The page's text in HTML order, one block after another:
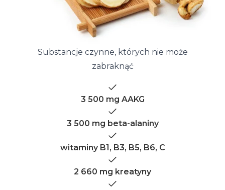
Substancje czynne, których nie może
zabraknąć
3 500 mg AAKG
3 500 mg beta-alaniny
witaminy B1, B3, B5, B6, C
2 660 mg kreatyny